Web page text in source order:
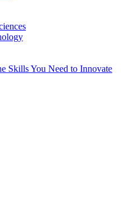
Skills You Need to Innovate